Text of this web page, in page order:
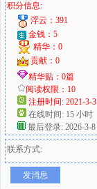
积分信息:
浮云：391
金钱：5
精华：0
贡献：0
精华贴：0篇
阅读权限：10
注册时间: 2021-3-3
在线时间: 15 小时
最后登录: 2026-3-8
联系方式:
发消息